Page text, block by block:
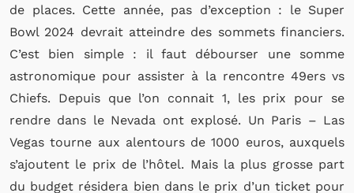
de places. Cette année, pas d’exception : le Super
Bowl 2024 devrait atteindre des sommets financiers.
C’est bien simple : il faut débourser une somme
astronomique pour assister à la rencontre 49ers vs
Chiefs. Depuis que l’on connait 1, les prix pour se
rendre dans le Nevada ont explosé. Un Paris – Las
Vegas tourne aux alentours de 1000 euros, auxquels
s’ajoutent le prix de l’hôtel. Mais la plus grosse part
du budget résidera bien dans le prix d’un ticket pour